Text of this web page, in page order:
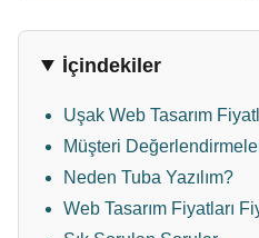
İçindekiler
Uşak Web Tasarım
Müşteri
Neden Tuba Yazılım?
Web Tasarım Fiyatları